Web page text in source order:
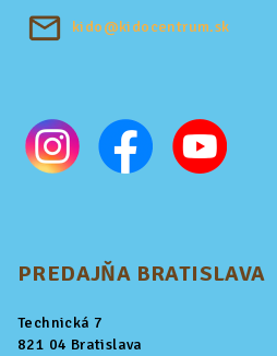
kido@kidocentrum.sk
PREDAJŇA BRATISLAVA
Technická 7
821 04 Bratislava